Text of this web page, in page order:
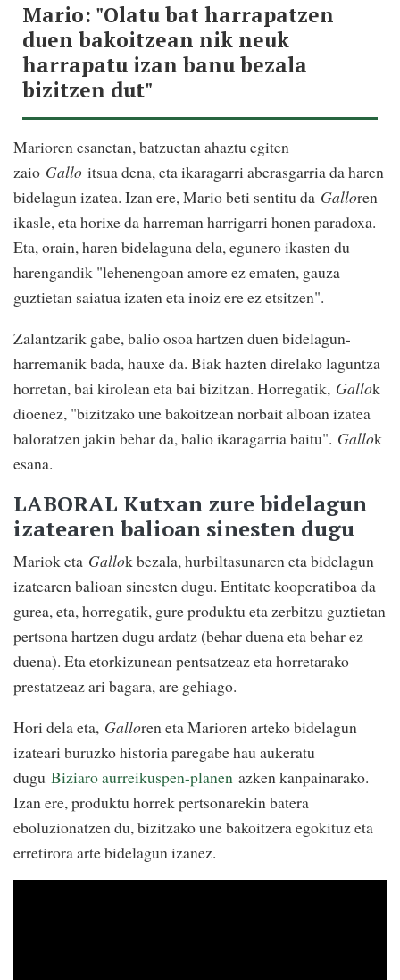
Mario: "Olatu bat harrapatzen
duen bakoitzean nik neuk
harrapatu izan banu bezala
bizitzen dut"
Marioren esanetan, batzuetan ahaztu egiten
zaio Gallo itsua dena, eta ikaragarri aberasgarria da haren
bidelagun izatea. Izan ere, Mario beti sentitu da Galloren
ikasle, eta horixe da harreman harrigarri honen paradoxa.
Eta, orain, haren bidelaguna dela, egunero ikasten du
harengandik "lehenengoan amore ez ematen, gauza
guztietan saiatua izaten eta inoiz ere ez etsitzen".
Zalantzarik gabe, balio osoa hartzen duen bidelagun-
harremanik bada, hauxe da. Biak hazten direlako laguntza
horretan, bai kirolean eta bai bizitzan. Horregatik, Gallok
dioenez, "bizitzako une bakoitzean norbait alboan izatea
baloratzen jakin behar da, balio ikaragarria baitu". Gallok
esana.
LABORAL Kutxan zure bidelagun
izatearen balioan sinesten dugu
Mariok eta Gallok bezala, hurbiltasunaren eta bidelagun
izatearen balioan sinesten dugu. Entitate kooperatiboa da
gurea, eta, horregatik, gure produktu eta zerbitzu guztietan
pertsona hartzen dugu ardatz (behar duena eta behar ez
duena). Eta etorkizunean pentsatzeaz eta horretarako
prestatzeaz ari bagara, are gehiago.
Hori dela eta, Galloren eta Marioren arteko bidelagun
izateari buruzko historia paregabe hau aukeratu
dugu Biziaro aurreikuspen-planen azken kanpainarako.
Izan ere, produktu horrek pertsonarekin batera
eboluzionatzen du, bizitzako une bakoitzera egokituz eta
erretirora arte bidelagun izanez.